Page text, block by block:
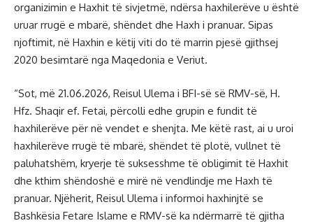
organizimin e Haxhit të sivjetmë, ndërsa haxhilerëve u është
uruar rrugë e mbarë, shëndet dhe Haxh i pranuar. Sipas
njoftimit, në Haxhin e këtij viti do të marrin pjesë gjithsej
2020 besimtarë nga Maqedonia e Veriut.
“Sot, më 21.06.2026, Reisul Ulema i BFI-së së RMV-së, H.
Hfz. Shaqir ef. Fetai, përcolli edhe grupin e fundit të
haxhilerëve për në vendet e shenjta. Me këtë rast, ai u uroi
haxhilerëve rrugë të mbarë, shëndet të plotë, vullnet të
paluhatshëm, kryerje të suksesshme të obligimit të Haxhit
dhe kthim shëndoshë e mirë në vendlindje me Haxh të
pranuar. Njëherit, Reisul Ulema i informoi haxhinjtë se
Bashkësia Fetare Islame e RMV-së ka ndërmarrë të gjitha